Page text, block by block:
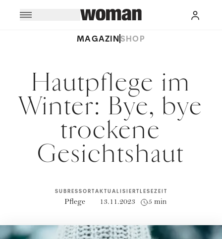
MAGAZINSHOP
Hautpflege im
Winter: Bye, bye
trockene
Gesichtshaut
SUBRESSORT
Pflege
AKTUALISIERT
13.11.2023
LESEZEIT
5 min